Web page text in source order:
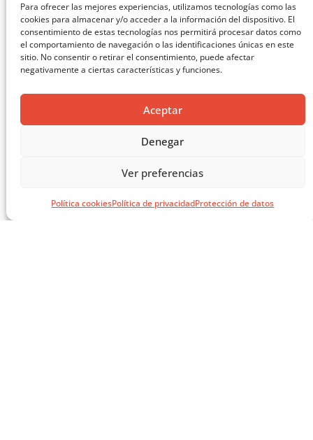
Para ofrecer las mejores experiencias, utilizamos tecnologías como las
cookies para almacenar y/o acceder a la información del dispositivo. El
consentimiento de estas tecnologías nos permitirá procesar datos como
el comportamiento de navegación o las identificaciones únicas en este
sitio. No consentir o retirar el consentimiento, puede afectar
negativamente a ciertas características y funciones.
Aceptar
Denegar
Ver preferencias
Política cookiesPolítica de privacidadProtección de datos
EL LIBRO VERDE DE SOLUCIONES CONSTRUCTIVAS
CARGAR MÁS ...